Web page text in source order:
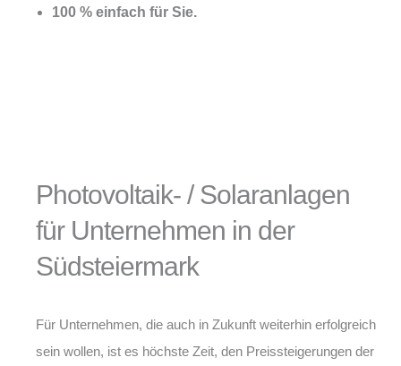
100 % einfach für Sie.
Photovoltaik- / Solaranlagen
für Unternehmen in der
Südsteiermark
Für Unternehmen, die auch in Zukunft weiterhin erfolgreich
sein wollen, ist es höchste Zeit, den Preissteigerungen der